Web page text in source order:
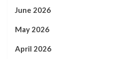
June 2026
May 2026
April 2026